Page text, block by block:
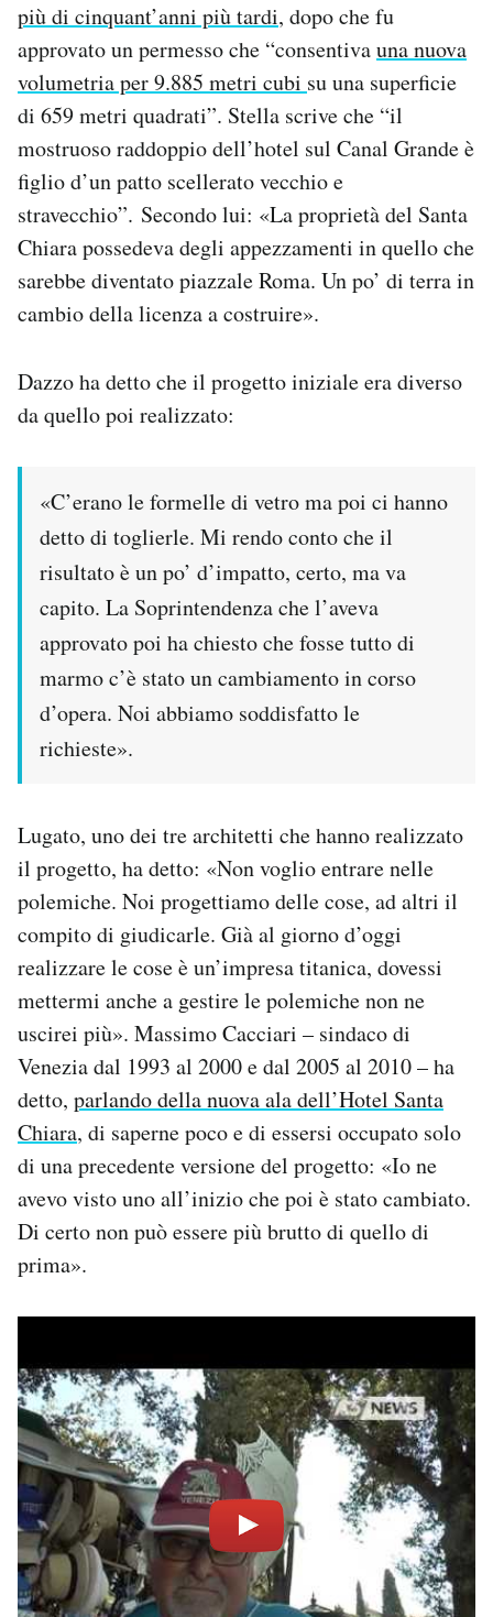
più di cinquant’anni più tardi, dopo che fu
approvato un permesso che “consentivauna nuova
volumetria per 9.885 metri cubi su una superficie
di 659 metri quadrati”. Stella scrive che “il
mostruoso raddoppio dell’hotel sul Canal Grande è
figlio d’un patto scellerato vecchio e
stravecchio”. Secondo lui: «La proprietà del Santa
Chiara possedeva degli appezzamenti in quello che
sarebbe diventato piazzale Roma. Un po’ di terra in
cambio della licenza a costruire».
Dazzo ha detto che il progetto iniziale era diverso
da quello poi realizzato:
«C’erano le formelle di vetro ma poi ci hanno
detto di toglierle. Mi rendo conto che il
risultato è un po’ d’impatto, certo, ma va
capito. La Soprintendenza che l’aveva
approvato poi ha chiesto che fosse tutto di
marmo c’è stato un cambiamento in corso
d’opera. Noi abbiamo soddisfatto le
richieste».
Lugato, uno dei tre architetti che hanno realizzato
il progetto, ha detto: «Non voglio entrare nelle
polemiche. Noi progettiamo delle cose, ad altri il
compito di giudicarle. Già al giorno d’oggi
realizzare le cose è un’impresa titanica, dovessi
mettermi anche a gestire le polemiche non ne
uscirei più». Massimo Cacciari – sindaco di
Venezia dal 1993 al 2000 e dal 2005 al 2010 – ha
detto, parlando della nuova ala dell’Hotel Santa
Chiara, di saperne poco e di essersi occupato solo
di una precedente versione del progetto: «Io ne
avevo visto uno all’inizio che poi è stato cambiato.
Di certo non può essere più brutto di quello di
prima».